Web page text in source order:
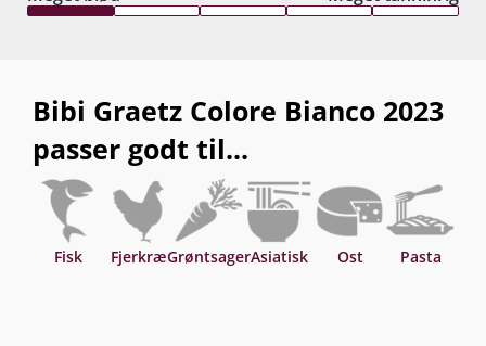
Bibi Graetz Colore Bianco 2023
passer godt til...
Fisk FjerkræGrøntsagerAsiatisk Ost Pasta